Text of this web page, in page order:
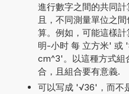
進行數字之間的共同
且，不同測量單位之
算。例如，可能這樣
明-小时 每 立方米' 或
cm^3'。以這種方式組
合，且組合要有意義.
可以写成 '√36'，而不